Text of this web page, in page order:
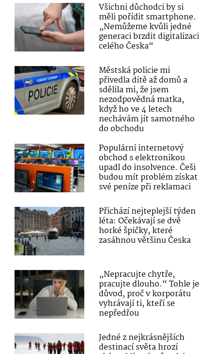
Všichni důchodci by si
měli pořídit smartphone.
„Nemůžeme kvůli jedné
generaci brzdit digitalizaci
celého Česka“
Městská policie mi
přivedla dítě až domů a
sdělila mi, že jsem
nezodpovědná matka,
když ho ve 4 letech
nechávám jít samotného
do obchodu
Populární internetový
obchod s elektronikou
upadl do insolvence. Češi
budou mít problém získat
své peníze při reklamaci
Přichází nejteplejší týden
léta: Očekávají se dvě
horké špičky, které
zasáhnou většinu Česka
„Nepracujte chytře,
pracujte dlouho.“ Tohle je
důvod, proč v korporátu
vyhrávají ti, kteří se
nepředřou
Jedné z nejkrásnějších
destinací světa hrozí